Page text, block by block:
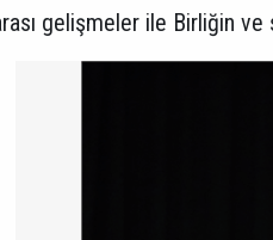
gelişmeler ile Birliğin